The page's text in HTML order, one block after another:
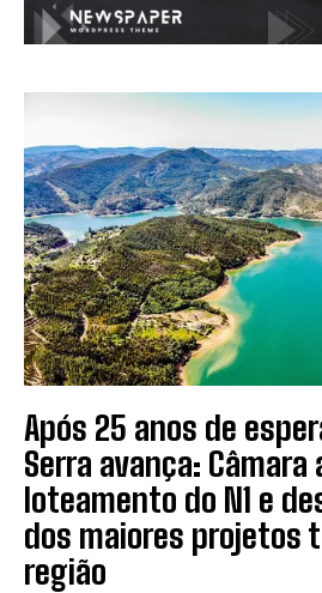
Após 25 anos de
Serra avança: Câmara
loteamento do N1 e
dos maiores projetos
região